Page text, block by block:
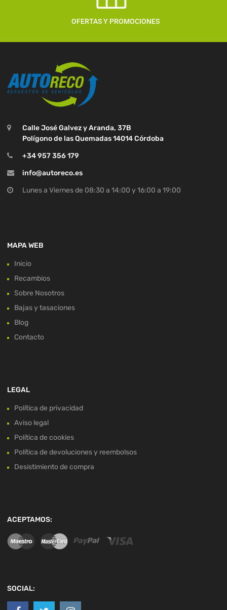
OFERTAS Y PROMOCIONES
Calle José Galvez y Aranda, 37B
Polígono de las Quemadas 14014 Córdoba
+34 957 356 179
info@autoreco.es
Lunes a Viernes de 08:30 a 14:00 y 16:00 a 19:00
MAPA WEB
Inicio
Recambios
Sobre Nosotros
Bajas y tasaciones
Blog
Contacto
LEGAL
Política de privacidad
Aviso legal
Política de cookies
Política de devoluciones y reembolsos
Desistimiento de compra
ACEPTAMOS:
SOCIAL: